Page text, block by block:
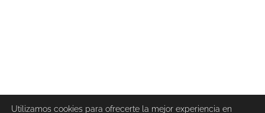
Utilizamos cookies para ofrecerte la mejor experiencia en